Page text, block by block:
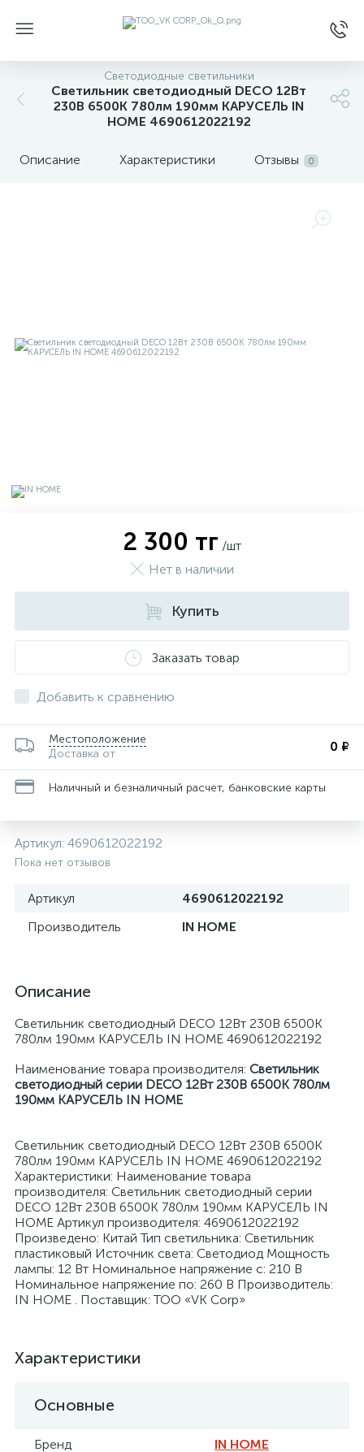
Светодиодные светильники
Светильник светодиодный DECO 12Вт
230В 6500К 780лм 190мм КАРУСЕЛЬ IN
HOME 4690612022192
Описание Характеристики Отзывы 0
2 300 тг /шт
Нет в наличии
Купить
Заказать товар
Добавить к сравнению
Местоположение
Доставка от
0 ₽
Наличный и безналичный расчет, банковские карты
Артикул: 4690612022192
Пока нет отзывов
Артикул
4690612022192
Производитель
IN HOME
Описание
Светильник светодиодный DECO 12Вт 230В 6500К
780лм 190мм КАРУСЕЛЬ IN HOME 4690612022192
Наименование товара производителя: Светильник
светодиодный серии DECO 12Вт 230В 6500К 780лм
190мм КАРУСЕЛЬ IN HOME
Светильник светодиодный DECO 12Вт 230В 6500К
780лм 190мм КАРУСЕЛЬ IN HOME 4690612022192
Характеристики: Наименование товара
производителя: Светильник светодиодный серии
DECO 12Вт 230В 6500К 780лм 190мм КАРУСЕЛЬ IN
HOME Артикул производителя: 4690612022192
Произведено: Китай Тип светильника: Светильник
пластиковый Источник света: Светодиод Мощность
лампы: 12 Вт Номинальное напряжение с: 210 В
Номинальное напряжение по: 260 В Производитель:
IN HOME . Поставщик: ТОО «VK Corp»
Характеристики
Основные
Бренд
IN HOME